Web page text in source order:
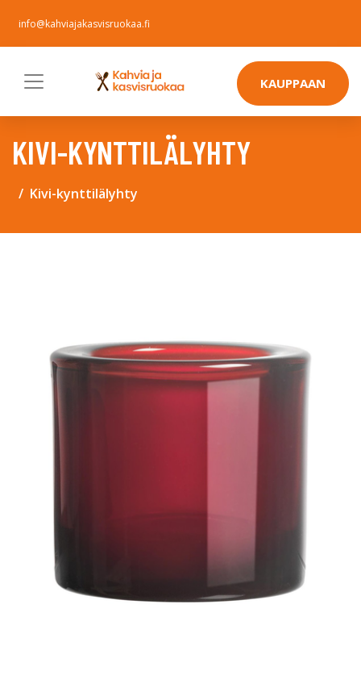
info@kahviajakasvisruokaa.fi
KAUPPAAN
KIVI-KYNTTILÄLYHTY
Kivi-kynttilälyhty